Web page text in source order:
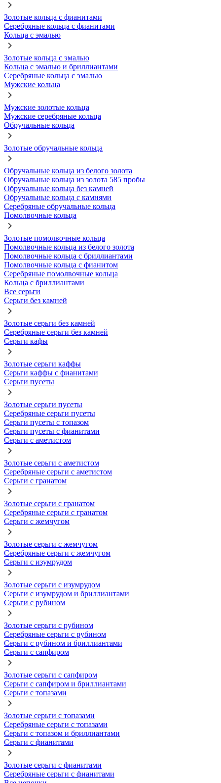
Золотые кольца с фианитами
Серебряные кольца с фианитами
Кольца с эмалью
Золотые кольца с эмалью
Кольца с эмалью и бриллиантами
Серебряные кольца с эмалью
Мужские кольца
Мужские золотые кольца
Мужские серебряные кольца
Обручальные кольца
Золотые обручальные кольца
Обручальные кольца из белого золота
Обручальные кольца из золота 585 пробы
Обручальные кольца без камней
Обручальные кольца с камнями
Серебряные обручальные кольца
Помолвочные кольца
Золотые помолвочные кольца
Помолвочные кольца из белого золота
Помолвочные кольца с бриллиантами
Помолвочные кольца с фианитом
Серебряные помолвочные кольца
Кольца с бриллиантами
Все серьги
Серьги без камней
Золотые серьги без камней
Серебряные серьги без камней
Серьги кафы
Золотые серьги каффы
Серьги каффы с фианитами
Серьги пусеты
Золотые серьги пусеты
Серебряные серьги пусеты
Серьги пусеты с топазом
Серьги пусеты с фианитами
Серьги с аметистом
Золотые серьги с аметистом
Серебряные серьги с аметистом
Серьги с гранатом
Золотые серьги с гранатом
Серебряные серьги с гранатом
Серьги с жемчугом
Золотые серьги с жемчугом
Серебряные серьги с жемчугом
Серьги с изумрудом
Золотые серьги с изумрудом
Серьги с изумрудом и бриллиантами
Серьги с рубином
Золотые серьги с рубином
Серебряные серьги с рубином
Серьги с рубином и бриллиантами
Серьги с сапфиром
Золотые серьги с сапфиром
Серьги с сапфиром и бриллиантами
Серьги с топазами
Золотые серьги с топазами
Серебряные серьги с топазами
Серьги с топазом и бриллиантами
Серьги с фианитами
Золотые серьги с фианитами
Серебряные серьги с фианитами